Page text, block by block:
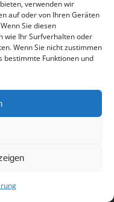
verwenden wir
auf oder von Ihren Geräten
Sie diesen
wie Ihr Surfverhalten oder
Wenn Sie nicht zustimmen
bestimmte Funktionen und
- Realisiert von